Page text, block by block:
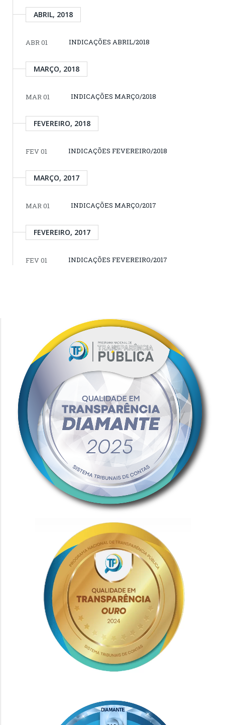
ABRIL, 2018
ABR 01 INDICAÇÕES ABRIL/2018
MARÇO, 2018
MAR 01 INDICAÇÕES MARÇO/2018
FEVEREIRO, 2018
FEV 01 INDICAÇÕES FEVEREIRO/2018
MARÇO, 2017
MAR 01 INDICAÇÕES MARÇO/2017
FEVEREIRO, 2017
FEV 01 INDICAÇÕES FEVEREIRO/2017